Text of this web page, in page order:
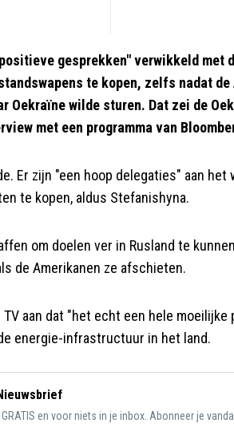
gesprekken" verwikkeld met
te kopen, zelfs nadat
Oekraïne wilde sturen. Dat zei de
met een programma van
Er zijn "een hoop delegaties" aan
te kopen, aldus Stefanishyna.
om doelen ver in Rusland te
de Amerikanen ze afschieten.
aan dat "het echt een hele moeilijke
energie-infrastructuur in het land.
GRATIS en voor niets in je inbox. Abonneer je